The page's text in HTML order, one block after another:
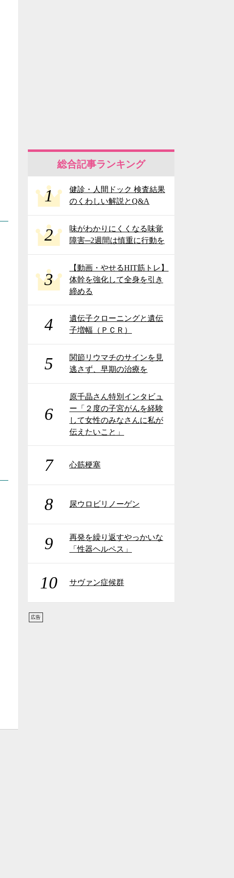
総合記事ランキング
1
健診・人間ドック 検査結果
のくわしい解説とQ&A
2
味がわかりにくくなる味覚
障害─2週間は慎重に行動を
3
【動画・やせるHIT筋トレ】
体幹を強化して全身を引き
締める
4
遺伝子クローニングと遺伝
子増幅（ＰＣＲ）
5
関節リウマチのサインを見
逃さず、早期の治療を
6
原千晶さん特別インタビュ
ー「２度の子宮がんを経験
して女性のみなさんに私が
伝えたいこと」
7 心筋梗塞
8 尿ウロビリノーゲン
9
再発を繰り返すやっかいな
「性器ヘルペス」
10 サヴァン症候群
広告